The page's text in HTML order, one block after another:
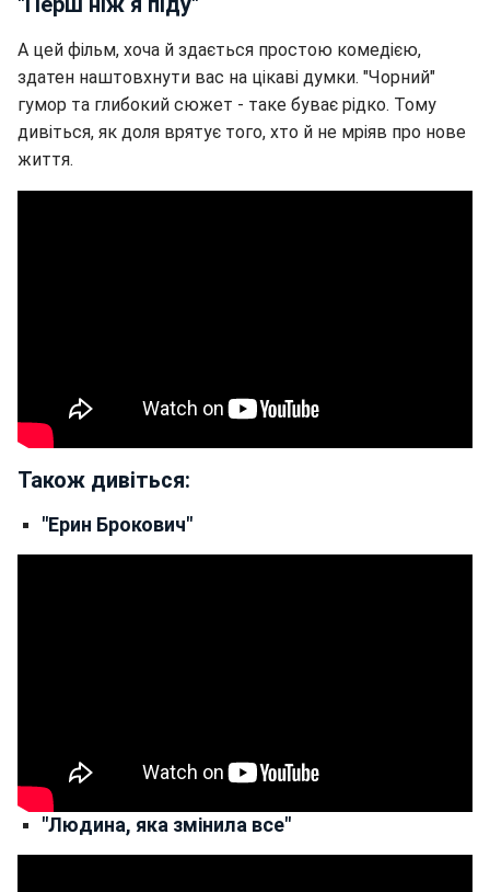
А цей фільм, хоча й здається простою комедією,
здатен наштовхнути вас на цікаві думки. "Чорний"
гумор та глибокий сюжет - таке буває рідко. Тому
дивіться, як доля врятує того, хто й не мріяв про нове
життя.
Також дивіться:
"Ерин Брокович"
"Людина, яка змінила все"